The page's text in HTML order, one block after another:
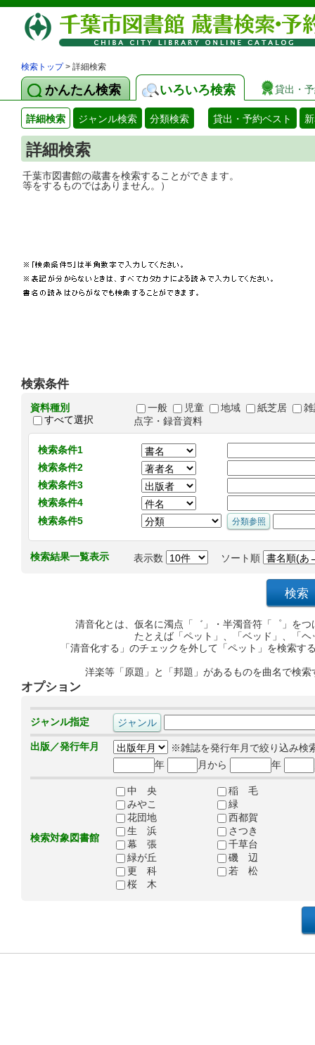
検索トップ> 詳細検索
かんたん検索 いろいろ検索 貸出・
詳細検索 ジャンル検索 分類検索 貸出・予約ベスト
詳細検索
千葉市図書館の蔵書を検索することがで
等をするものではありません。）
検索条件
資料種別
すべて選択
一般 児童 地域 紙芝居
点字・録音資料
検索条件1
検索条件2
検索条件3
検索条件4
検索条件5
検索結果一覧表示 表示数 ソート順
清音化とは、仮名に濁点「゛」・半濁音符「゜」を
たとえば「ペット」、「ベッド」、「
「清音化する」のチェックを外して「ペット」を検索
洋楽等「原題」と「邦題」があるものを曲名で検
オプション
ジャンル指定
出版／発行年月
※雑誌を発行年月で絞り込み検
年
月から 年
検索対象図書館
中 央
稲 毛
みやこ
緑
花団地
西都賀
生 浜
さつき
幕 張
千草台
緑が丘
磯 辺
更 科
若 松
桜 木